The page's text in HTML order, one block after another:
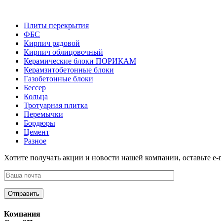
Плиты перекрытия
ФБС
Кирпич рядовой
Кирпич облицовочный
Керамические блоки ПОРИКАМ
Керамзитобетонные блоки
Газобетонные блоки
Бессер
Кольца
Тротуарная плитка
Перемычки
Бордюры
Цемент
Разное
Хотите получать акции и новости нашей компании, оставьте e-
Компания